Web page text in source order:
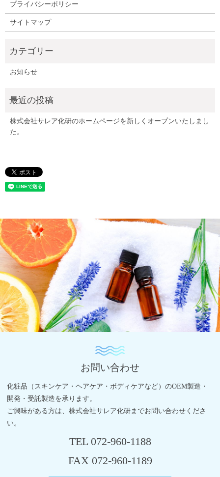
プライバシーポリシー
サイトマップ
お知らせ
株式会社サレア化研のホームページを新しくオープンいたしまし
た。
お問い合わせ
化粧品（スキンケア・ヘアケア・ボディケアなど）のOEM製造・
開発・受託製造を承ります。
ご興味がある方は、株式会社サレア化研までお問い合わせくださ
い。
TEL 072-960-1188
FAX 072-960-1189